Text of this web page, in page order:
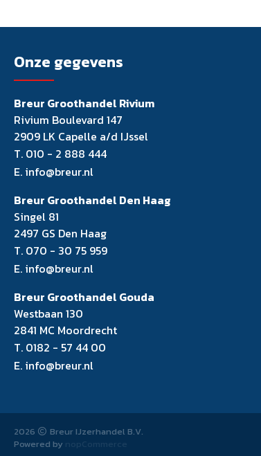
Onze gegevens
Breur Groothandel Rivium
Rivium Boulevard 147
2909 LK Capelle a/d IJssel
T. 010 - 2 888 444
E. info@breur.nl
Breur Groothandel Den Haag
Singel 81
2497 GS Den Haag
T. 070 - 30 75 959
E. info@breur.nl
Breur Groothandel Gouda
Westbaan 130
2841 MC Moordrecht
T. 0182 - 57 44 00
E. info@breur.nl
2026
Breur IJzerhandel B.V.
Powered by